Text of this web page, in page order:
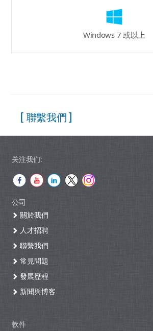
Windows 7 或以上
[ 聯繫我們 ]
关注我们:
公司
關於我們
人才招聘
聯繫我們
常見問題
發展歷程
新聞與博客
軟件